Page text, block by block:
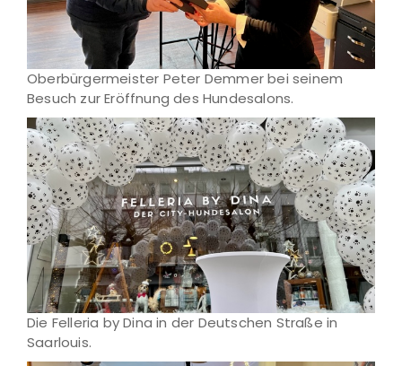
Oberbürgermeister Peter Demmer bei seinem
Besuch zur Eröffnung des Hundesalons.
Die Felleria by Dina in der Deutschen Straße in
Saarlouis.